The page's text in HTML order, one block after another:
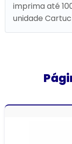
imprima até
unidade